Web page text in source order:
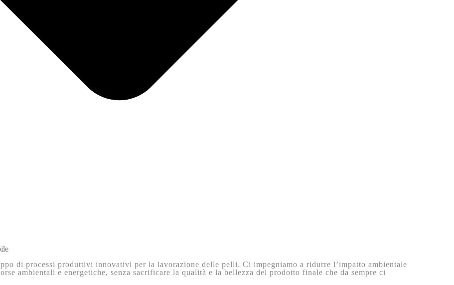
di processi produttivi innovativi per la lavorazione delle pelli. Ci impegniamo a ridurre l’impatto ambientale
ambientali e energetiche, senza sacrificare la qualità e la bellezza del prodotto finale che da sempre ci